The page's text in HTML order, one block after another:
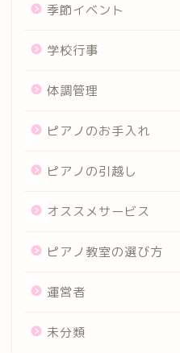
季節イベント
学校行事
体調管理
ピアノのお手入れ
ピアノの引越し
オススメサービス
ピアノ教室の選び方
運営者
未分類